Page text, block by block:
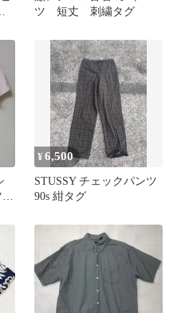
ツ 短丈 刺繍タグ
¥6,500
STUSSY チェックパンツ
90s 紺タグ